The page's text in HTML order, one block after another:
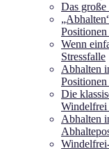
Das
Wenn
Stressfalle
Abhalten
Die
Windelfrei
Abhalten